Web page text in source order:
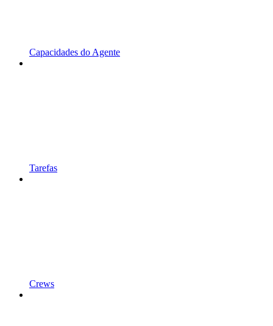
Capacidades do Agente
Tarefas
Crews